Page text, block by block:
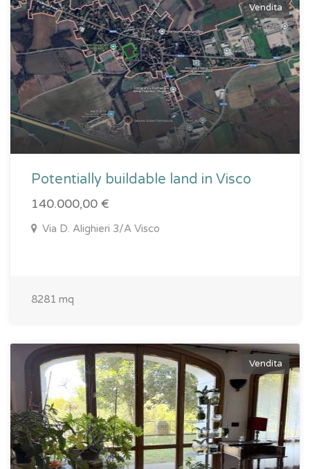
Vendita
Potentially buildable land in Visco
140.000,00 €
Via D. Alighieri 3/A Visco
8281 mq
Vendita